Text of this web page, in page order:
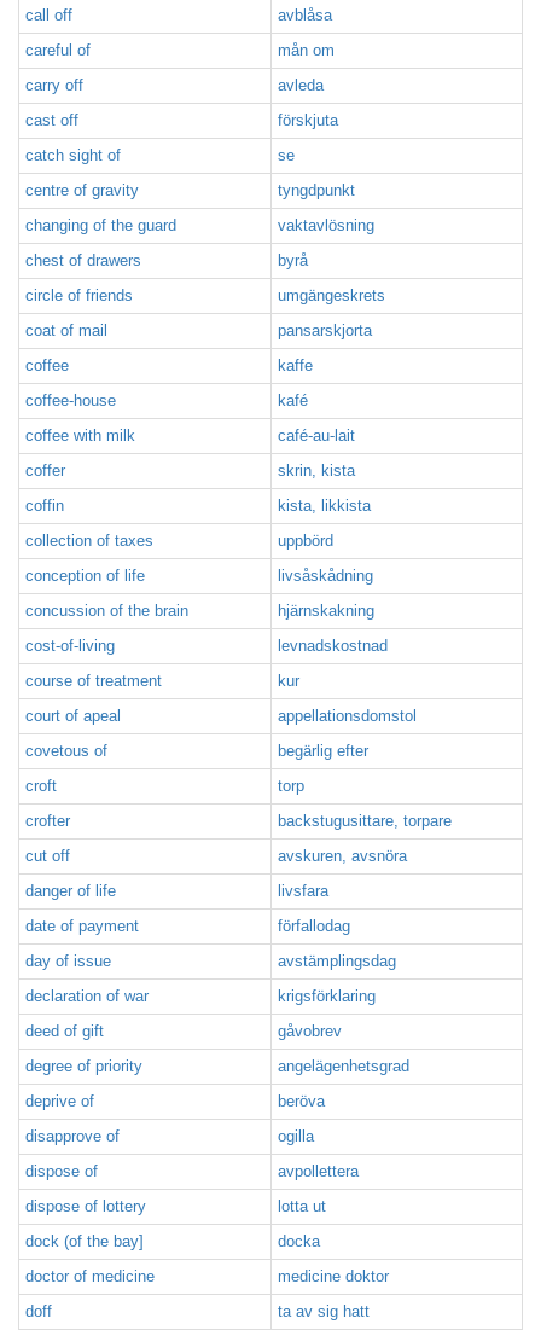
call off
avblåsa
careful of
mån om
carry off
avleda
cast off
förskjuta
catch sight of
se
centre of gravity
tyngdpunkt
changing of the guard
vaktavlösning
chest of drawers
byrå
circle of friends
umgängeskrets
coat of mail
pansarskjorta
coffee
kaffe
coffee-house
kafé
coffee with milk
café-au-lait
coffer
skrin, kista
coffin
kista, likkista
collection of taxes
uppbörd
conception of life
livsåskådning
concussion of the brain
hjärnskakning
cost-of-living
levnadskostnad
course of treatment
kur
court of apeal
appellationsdomstol
covetous of
begärlig efter
croft
torp
crofter
backstugusittare, torpare
cut off
avskuren, avsnöra
danger of life
livsfara
date of payment
förfallodag
day of issue
avstämplingsdag
declaration of war
krigsförklaring
deed of gift
gåvobrev
degree of priority
angelägenhetsgrad
deprive of
beröva
disapprove of
ogilla
dispose of
avpollettera
dispose of lottery
lotta ut
dock (of the bay]
docka
doctor of medicine
medicine doktor
doff
ta av sig hatt